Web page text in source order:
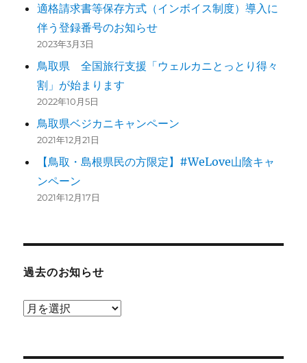
適格請求書等保存方式（インボイス制度）導入に
伴う登録番号のお知らせ
2023年3月3日
鳥取県 全国旅行支援「ウェルカニとっとり得々
割」が始まります
2022年10月5日
鳥取県ベジカニキャンペーン
2021年12月21日
【鳥取・島根県民の方限定】#WeLove山陰キャ
ンペーン
2021年12月17日
過去のお知らせ
過